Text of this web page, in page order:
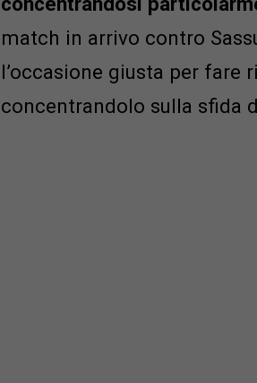
match in arrivo contro
l’occasione giusta per fare
concentrandolo sulla sfida